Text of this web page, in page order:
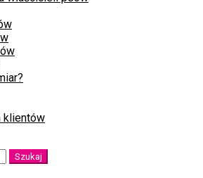
klientów
Szukaj